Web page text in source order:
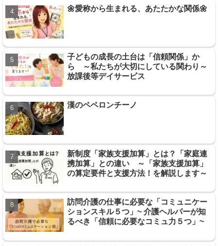
🌼愛称から生まれる、あたたかな関係🌼
子どもの成長の土台は「信頼関係」か
ら ～私たちが大切にしている関わり～
放課後等デイサービス
漢のペペロンチーノ
新制度「家族支援加算」とは？「家庭連
携加算」との違い ～「家族支援加算」
の算定要件と支援方法！を解説します～
訪問介護の仕事に必要な「コミュニケー
ションスキル５つ」~ 介護ヘルパーが知
るべき「信頼に必要なコミュ力５つ」~